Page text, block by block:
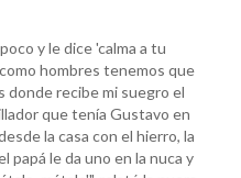
y le dice 'calma a tu
hombres tenemos que
donde recibe mi suegro el
que tenía Gustavo en
la casa con el hierro, la
papá le da uno en la nuca y